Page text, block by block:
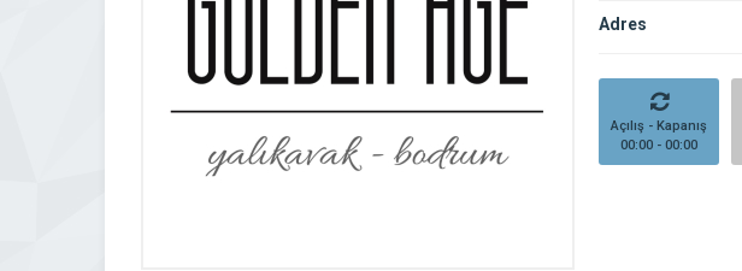
Adres
Açılış - Kapanış
00:00 - 00:00